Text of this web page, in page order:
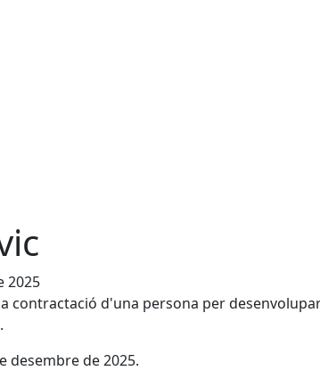
2025
contractació d'una persona per
desembre de 2025.